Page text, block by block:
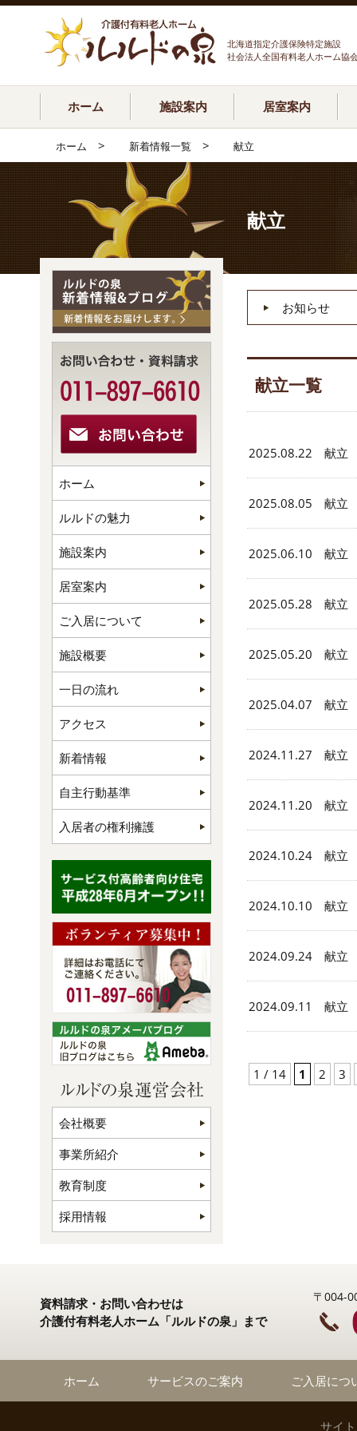
北海道指定介護保険特定施設
社会法人全国有料老人ホーム協
ホーム 施設案内 居室案内
ホーム > 新着情報一覧 > 献立
献立
お知らせ
献立一覧
2025.08.22 献立
2025.08.05 献立
2025.06.10 献立
2025.05.28 献立
2025.05.20 献立
2025.04.07 献立
2024.11.27 献立
2024.11.20 献立
2024.10.24 献立
2024.10.10 献立
2024.09.24 献立
2024.09.11 献立
1 / 14 1 2 3
ホーム
ルルドの魅力
施設案内
居室案内
ご入居について
施設概要
一日の流れ
アクセス
新着情報
自主行動基準
入居者の権利擁護
会社概要
事業所紹介
教育制度
採用情報
資料請求・お問い合わせは
介護付有料老人ホーム「ルルドの泉」まで
〒004-
ホーム サービスのご案内 ご入居につ
サイ